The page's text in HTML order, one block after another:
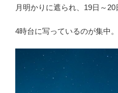
月明かりに遮られ、19日～20
4時台に写っているのが集中。